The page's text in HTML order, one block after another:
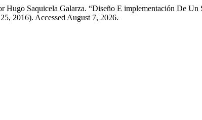
Saquicela Galarza. “Diseño E implementación De Un
2016). Accessed August 7, 2026.